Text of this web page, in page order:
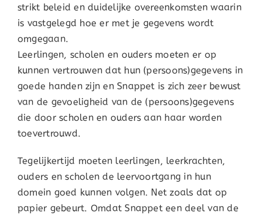
strikt beleid en duidelijke overeenkomsten waarin
is vastgelegd hoe er met je gegevens wordt
omgegaan.
Leerlingen, scholen en ouders moeten er op
kunnen vertrouwen dat hun (persoons)gegevens in
goede handen zijn en Snappet is zich zeer bewust
van de gevoeligheid van de (persoons)gegevens
die door scholen en ouders aan haar worden
toevertrouwd.
Tegelijkertijd moeten leerlingen, leerkrachten,
ouders en scholen de leervoortgang in hun
domein goed kunnen volgen. Net zoals dat op
papier gebeurt. Omdat Snappet een deel van de